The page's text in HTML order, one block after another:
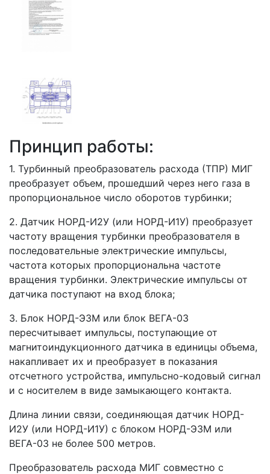
Принцип работы:
1. Турбинный преобразователь расхода (ТПР) МИГ
преобразует объем, прошедший через него газа в
пропорциональное число оборотов турбинки;
2. Датчик НОРД-И2У (или НОРД-И1У) преобразует
частоту вращения турбинки преобразователя в
последовательные электрические импульсы,
частота которых пропорциональна частоте
вращения турбинки. Электрические импульсы от
датчика поступают на вход блока;
3. Блок НОРД-Э3М или блок ВЕГА-03
пересчитывает импульсы, поступающие от
магнитоиндукционного датчика в единицы объема,
накапливает их и преобразует в показания
отсчетного устройства, импульсно-кодовый сигнал
и с носителем в виде замыкающего контакта.
Длина линии связи, соединяющая датчик НОРД-
И2У (или НОРД-И1У) с блоком НОРД-Э3М или
ВЕГА-03 не более 500 метров.
Преобразователь расхода МИГ совместно с